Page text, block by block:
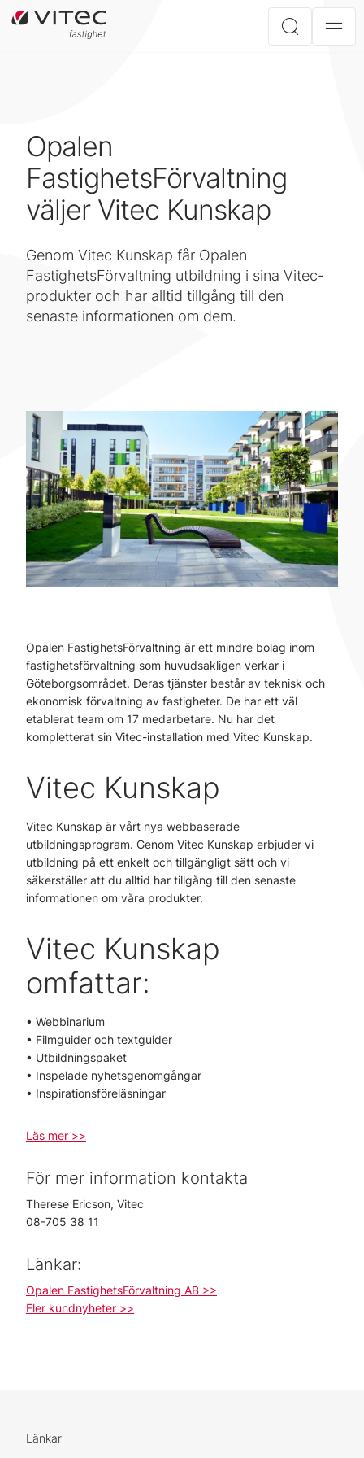
Opalen
FastighetsFörvaltning
väljer Vitec Kunskap
Genom Vitec Kunskap får Opalen
FastighetsFörvaltning utbildning i sina Vitec-
produkter och har alltid tillgång till den
senaste informationen om dem.
Opalen FastighetsFörvaltning är ett mindre bolag inom
fastighetsförvaltning som huvudsakligen verkar i
Göteborgsområdet. Deras tjänster består av teknisk och
ekonomisk förvaltning av fastigheter. De har ett väl
etablerat team om 17 medarbetare. Nu har det
kompletterat sin Vitec-installation med Vitec Kunskap.
Vitec Kunskap
Vitec Kunskap är vårt nya webbaserade
utbildningsprogram. Genom Vitec Kunskap erbjuder vi
utbildning på ett enkelt och tillgängligt sätt och vi
säkerställer att du alltid har tillgång till den senaste
informationen om våra produkter.
Vitec Kunskap
omfattar:
• Webbinarium
• Filmguider och textguider
• Utbildningspaket
• Inspelade nyhetsgenomgångar
• Inspirationsföreläsningar
Läs mer >>
För mer information kontakta
Therese Ericson, Vitec
08-705 38 11
Länkar:
Opalen FastighetsFörvaltning AB >>
Fler kundnyheter >>
Länkar